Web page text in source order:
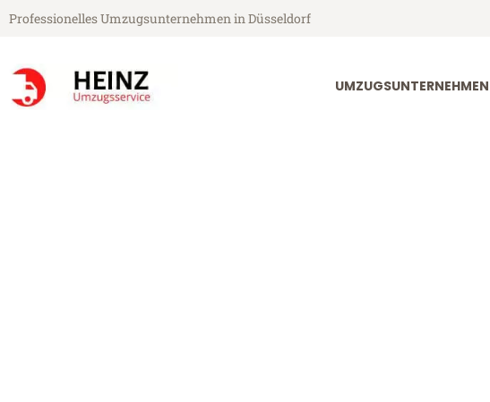
Professionelles Umzugsunternehmen in Düsseldorf
UMZUGSUNTERNEHMEN